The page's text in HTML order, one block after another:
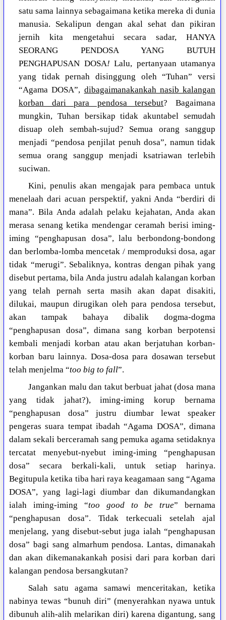
satu sama lainnya sebagaimana ketika mereka di dunia
manusia. Sekalipun dengan akal sehat dan pikiran
jernih kita mengetahui secara sadar, HANYA
SEORANG PENDOSA YANG BUTUH
PENGHAPUSAN DOSA! Lalu, pertanyaan utamanya
yang tidak pernah disinggung oleh “Tuhan” versi
“Agama DOSA”, dibagaimanakankah nasib kalangan
korban dari para pendosa tersebut? Bagaimana
mungkin, Tuhan bersikap tidak akuntabel semudah
disuap oleh sembah-sujud? Semua orang sanggup
menjadi “pendosa penjilat penuh dosa”, namun tidak
semua orang sanggup menjadi ksatriawan terlebih
suciwan.
Kini, penulis akan mengajak para pembaca untuk
menelaah dari acuan perspektif, yakni Anda “berdiri di
mana”. Bila Anda adalah pelaku kejahatan, Anda akan
merasa senang ketika mendengar ceramah berisi iming-
iming “penghapusan dosa”, lalu berbondong-bondong
dan berlomba-lomba mencetak / memproduksi dosa, agar
tidak “merugi”. Sebaliknya, kontras dengan pihak yang
disebut pertama, bila Anda justru adalah kalangan korban
yang telah pernah serta masih akan dapat disakiti,
dilukai, maupun dirugikan oleh para pendosa tersebut,
akan tampak bahaya dibalik dogma-dogma
“penghapusan dosa”, dimana sang korban berpotensi
kembali menjadi korban atau akan berjatuhan korban-
korban baru lainnya. Dosa-dosa para dosawan tersebut
telah menjelma “too big to fall”.
Jangankan malu dan takut berbuat jahat (dosa mana
yang tidak jahat?), iming-iming korup bernama
“penghapusan dosa” justru diumbar lewat speaker
pengeras suara tempat ibadah “Agama DOSA”, dimana
dalam sekali berceramah sang pemuka agama setidaknya
tercatat menyebut-nyebut iming-iming “penghapusan
dosa” secara berkali-kali, untuk setiap harinya.
Begitupula ketika tiba hari raya keagamaan sang “Agama
DOSA”, yang lagi-lagi diumbar dan dikumandangkan
ialah iming-iming “too good to be true” bernama
“penghapusan dosa”. Tidak terkecuali setelah ajal
menjelang, yang disebut-sebut juga ialah “penghapusan
dosa” bagi sang almarhum pendosa. Lantas, dimanakah
dan akan dikemanakankah posisi dari para korban dari
kalangan pendosa bersangkutan?
Salah satu agama samawi menceritakan, ketika
nabinya tewas “bunuh diri” (menyerahkan nyawa untuk
dibunuh alih-alih melarikan diri) karena digantung, sang